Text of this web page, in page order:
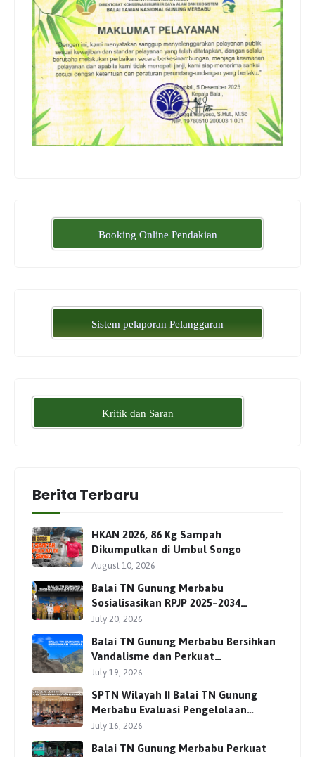
Booking Online Pendakian
Sistem pelaporan Pelanggaran
Kritik dan Saran
Berita Terbaru
HKAN 2026, 86 Kg Sampah
Dikumpulkan di Umbul Songo
August 10, 2026
Balai TN Gunung Merbabu
Sosialisasikan RPJP 2025–2034
Bersama Para Pemangku
July 20, 2026
Balai TN Gunung Merbabu Bersihkan
Vandalisme dan Perkuat
Pengamanan Jalur Pendakian
July 19, 2026
SPTN Wilayah II Balai TN Gunung
Merbabu Evaluasi Pengelolaan
Wisata Pendakian Bersama Mitra
July 16, 2026
Balai TN Gunung Merbabu Perkuat